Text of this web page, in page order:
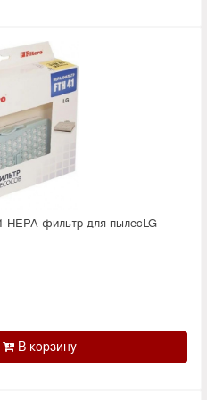
HEPA фильтр для пылесLG